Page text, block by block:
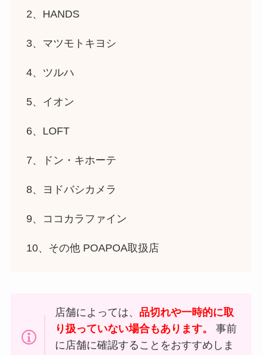
2、HANDS
3、マツモトキヨシ
4、ツルハ
5、イオン
6、LOFT
7、ドン・キホーテ
8、ヨドバシカメラ
9、ココカラファイン
10、その他 POAPOA取扱店
店舗によっては、 品切れや一時的に取
り扱っていない場合もあります。
事前
に店舗に確認することをおすすめしま